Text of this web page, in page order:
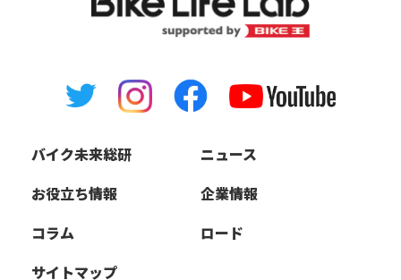
バイク未来総研
ニュース
お役立ち情報
企業情報
コラム
ロード
サイトマップ